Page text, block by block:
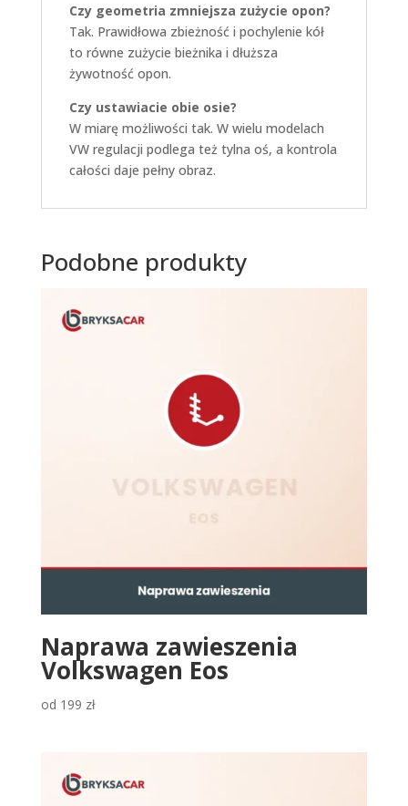
Czy geometria zmniejsza zużycie opon?
Tak. Prawidłowa zbieżność i pochylenie kół
to równe zużycie bieżnika i dłuższa
żywotność opon.
Czy ustawiacie obie osie?
W miarę możliwości tak. W wielu modelach
VW regulacji podlega też tylna oś, a kontrola
całości daje pełny obraz.
Podobne produkty
Naprawa zawieszenia
Volkswagen Eos
od 199 zł